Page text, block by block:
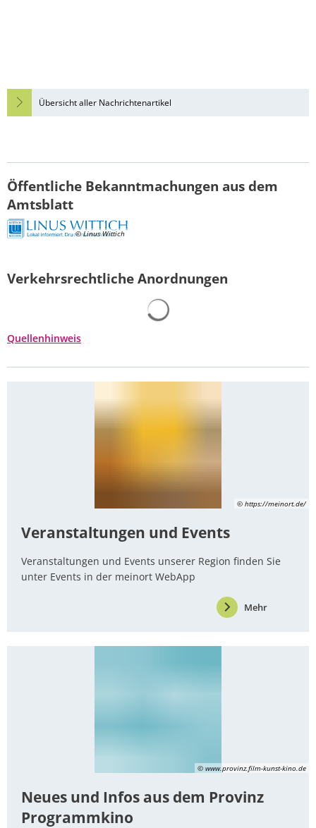
Übersicht aller Nachrichtenartikel
Öffentliche Bekanntmachungen aus dem
Amtsblatt
© Linus Wittich
Verkehrsrechtliche Anordnungen
Quellenhinweis
© https://meinort.de/
Veranstaltungen und Events
Veranstaltungen und Events unserer Region finden Sie
unter Events in der meinort WebApp
Mehr
© www.provinz.film-kunst-kino.de
Neues und Infos aus dem Provinz
Programmkino